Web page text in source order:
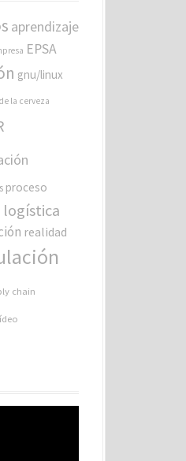
aprendizaje
EPSA
gnu/linux
la cerveza
proceso
realidad
chain